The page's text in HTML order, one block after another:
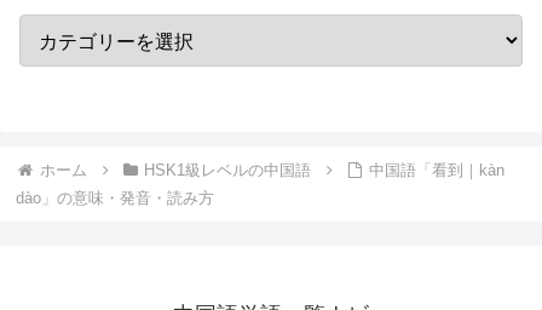
ホーム HSK1級レベルの中国語
中国語「看到｜kàn
dào」の意味・発音・読み方